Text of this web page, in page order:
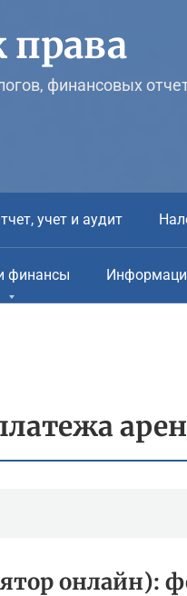
права
финансовых
учет и аудит
финансы
онлайн):